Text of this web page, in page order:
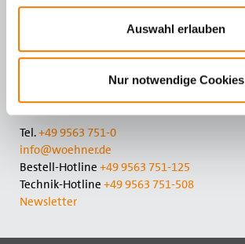
Auswahl erlauben
Nur notwendige Cookies
Wöhner GmbH & Co. KG
Mönchrödener Str. 10
Tel.+49 9563 751-0
info@woehner.de
Bestell-Hotline +49 9563 751-125
Technik-Hotline +49 9563 751-508
Newsletter